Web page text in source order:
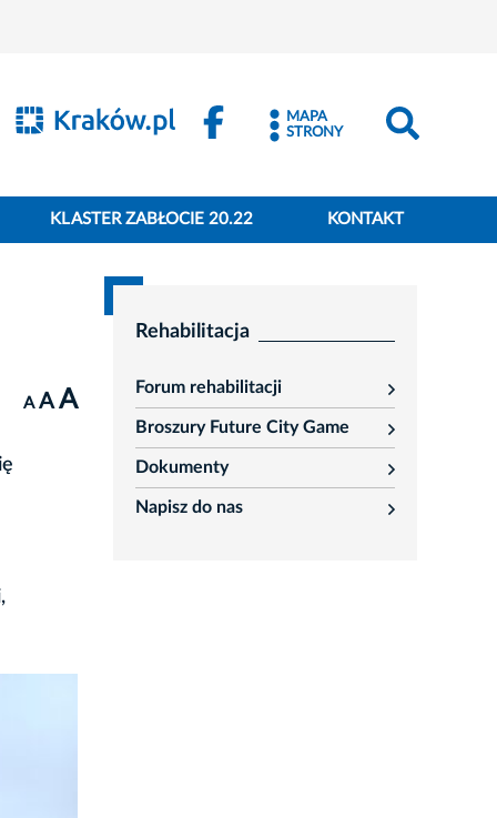
MAPA
STRONY
KLASTER ZABŁOCIE 20.22 KONTAKT
A A A
Rehabilitacja
Forum rehabilitacji
rozwiń
Broszury Future City Game
rozwiń
Dokumenty
rozwiń
Napisz do nas
rozwiń